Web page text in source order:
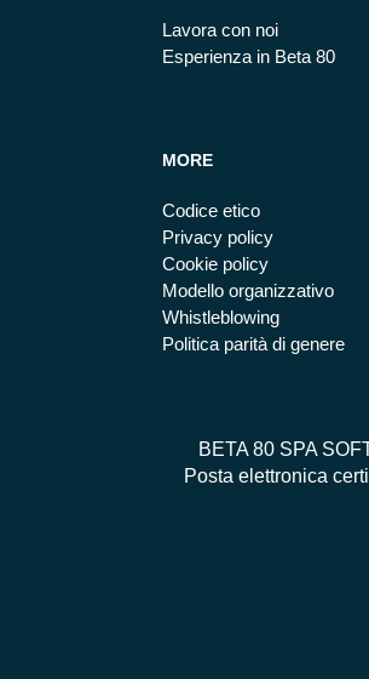
Lavora con noi
Esperienza in Beta 80
MORE
Codice etico
Privacy policy
Cookie policy
Modello organizzativo
Whistleblowing
Politica parità di genere
BETA 80 SPA
Posta elettronica